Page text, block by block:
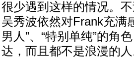
很少遇到这样的情况。
吴秀波依然对Frank充满
男人”、“特别单纯”的角
达，而且都不是浪漫的人